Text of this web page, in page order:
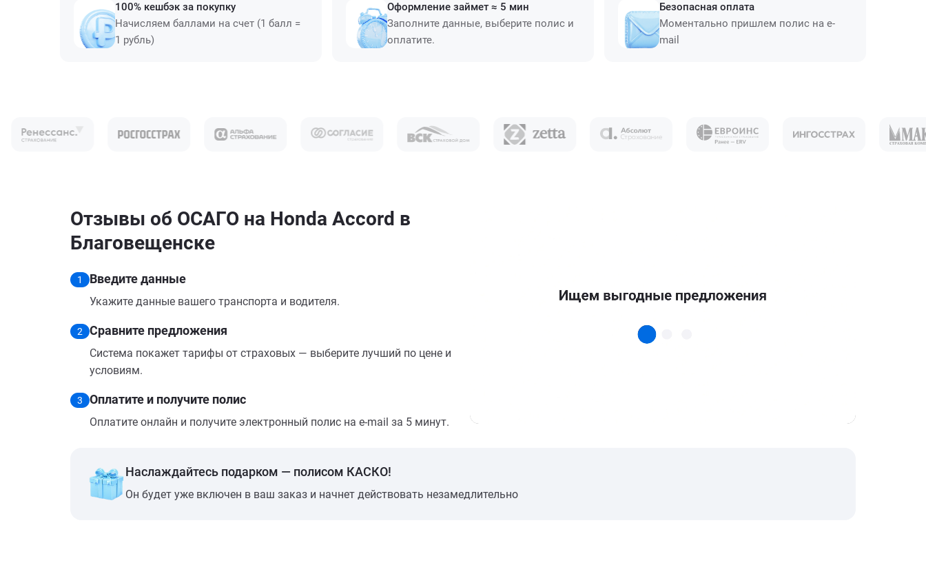
100% кешбэк за покупку
Начисляем баллами на счет (1 балл =
1 рубль)
Оформление займет ≈ 5 мин
Заполните данные, выберите полис и
оплатите.
Безопасная оплата
Моментально пришлем полис на e-
mail
Отзывы об ОСАГО на Honda Accord в
Благовещенске
1 Введите данные
Укажите данные вашего транспорта и водителя.
2 Сравните предложения
Система покажет тарифы от страховых — выберите лучший по цене и
условиям.
3 Оплатите и получите полис
Оплатите онлайн и получите электронный полис на e-mail за 5 минут.
Наслаждайтесь подарком — полисом КАСКО!
Он будет уже включен в ваш заказ и начнет действовать незамедлительно